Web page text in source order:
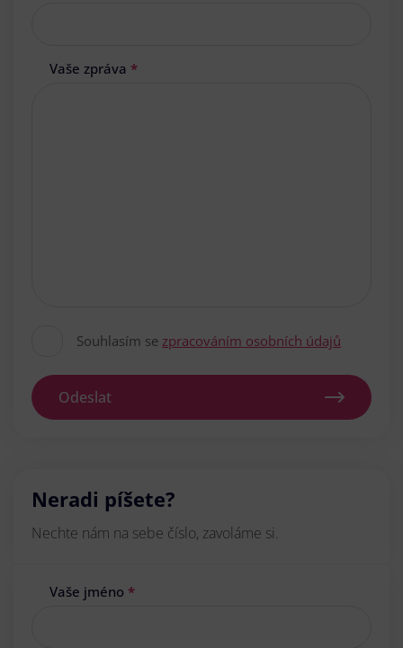
Vaše zpráva *
Souhlasím se zpracováním osobních údajů
Odeslat
Neradi píšete?
Nechte nám na sebe číslo, zavoláme si.
Vaše jméno *